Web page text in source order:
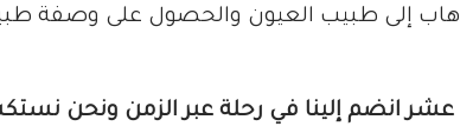
إلى طبيب العيون والحصول على وصفة
انضم إلينا في رحلة عبر الزمن ونحن